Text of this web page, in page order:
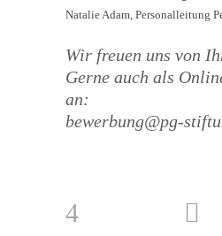
Natalie Adam, Personalleitung
Wir freuen uns von
Gerne auch als
an:
bewerbung@pg-